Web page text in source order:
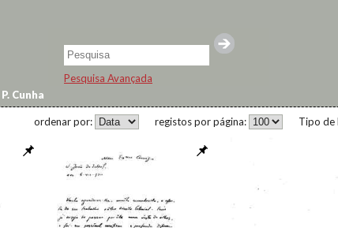
Pesquisa Avançada
P. Cunha
Tipo de
registos por página:
ordenar por: